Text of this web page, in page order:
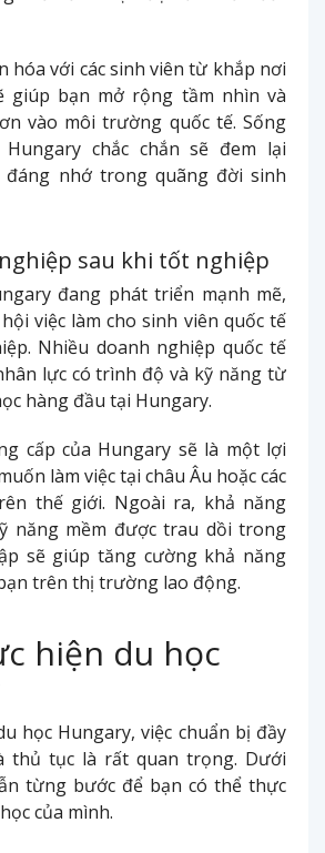
hóa với các sinh viên từ khắp nơi
giúp bạn mở rộng tầm nhìn và
vào môi trường quốc tế. Sống
chắc chắn sẽ đem lại
đáng nhớ trong quãng đời sinh
sau khi tốt nghiệp
đang phát triển mạnh mẽ,
việc làm cho sinh viên quốc tế
Nhiều doanh nghiệp quốc tế
lực có trình độ và kỹ năng từ
hàng đầu tại Hungary.
cấp của Hungary sẽ là một lợi
làm việc tại châu Âu hoặc các
thế giới. Ngoài ra, khả năng
năng mềm được trau dồi trong
sẽ giúp tăng cường khả năng
trên thị trường lao động.
hiện du học
học Hungary, việc chuẩn bị đầy
thủ tục là rất quan trọng. Dưới
từng bước để bạn có thể thực
của mình.